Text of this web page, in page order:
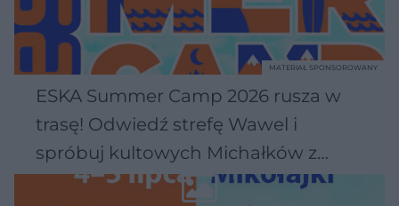
ESKA Summer Camp 2026 rusza w
trasę! Odwiedź strefę Wawel i
spróbuj kultowych Michałków z
Wawelu
MATERIAŁ SPONSOROWANY